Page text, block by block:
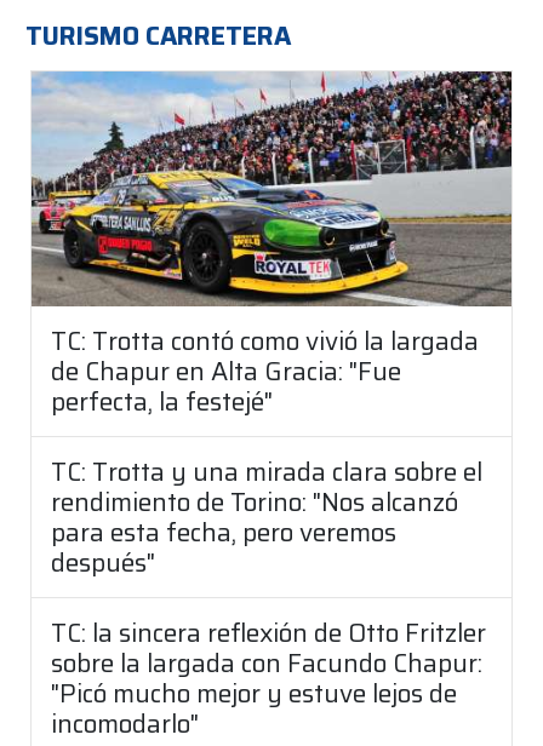
TURISMO CARRETERA
TC: Trotta contó como vivió la largada
de Chapur en Alta Gracia: "Fue
perfecta, la festejé"
TC: Trotta y una mirada clara sobre el
rendimiento de Torino: "Nos alcanzó
para esta fecha, pero veremos
después"
TC: la sincera reflexión de Otto Fritzler
sobre la largada con Facundo Chapur:
"Picó mucho mejor y estuve lejos de
incomodarlo"